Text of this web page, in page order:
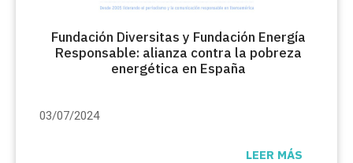
Fundación Diversitas y Fundación Energía
Responsable: alianza contra la pobreza
energética en España
03/07/2024
LEER MÁS